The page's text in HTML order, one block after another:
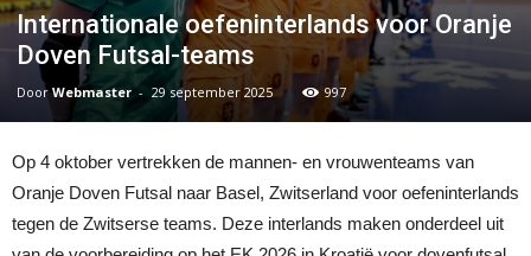
Internationale oefeninterlands voor Oranje
Doven Futsal-teams
DoorWebmaster - 29 september 2025 997
Op 4 oktober vertrekken de mannen- en vrouwenteams van
Oranje Doven Futsal naar Basel, Zwitserland voor oefeninterlands
tegen de Zwitserse teams. Deze interlands maken onderdeel uit